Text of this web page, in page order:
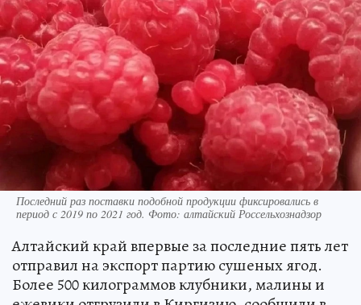
Последний раз поставки подобной продукции фиксировались в
период с 2019 по 2021 год. Фото: алтайский Россельхознадзор
Алтайский край впервые за последние пять лет
отправил на экспорт партию сушеных ягод.
Более 500 килограммов клубники, малины и